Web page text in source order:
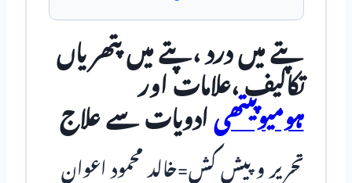
پتے میں درد ،پتے میں پتھریاں
تکالیف ،علامات اور
ہومیوپیتھی ادویات سے علاج
تحریر و پیش کش=خالد محمود اعوان